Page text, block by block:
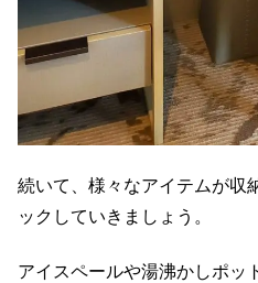
続いて、様々なアイテムが収
ックしていきましょう。
アイスペールや湯沸かしポッ